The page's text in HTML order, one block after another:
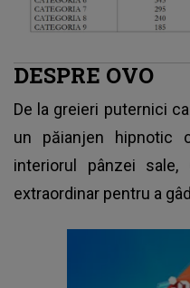
DESPRE OVO
De la greieri puternici
un păianjen hipnotic
interiorul pânzei sale,
extraordinar pentru a